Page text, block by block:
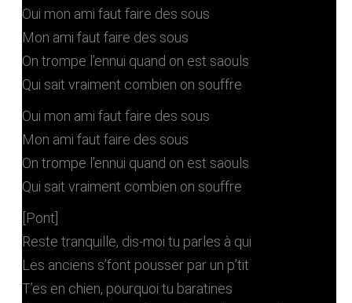
Oui mon ami faut faire des sous
Mon ami faut faire des sous
On trompe l’ennui quand on est saouls
Qui sait vraiment combien on souffre
Oui mon ami faut faire des sous
Mon ami faut faire des sous
On trompe l’ennui quand on est saouls
Qui sait vraiment combien on souffre
[Pont]
Reste tranquille, dis-moi tu parles à qui
Les anciens s’font pousser par un p’tit
T’es en chien, pourquoi tu baratines